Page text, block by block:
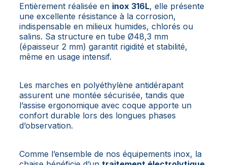
Entièrement réalisée en inox 316L, elle présente
une excellente résistance à la corrosion,
indispensable en milieux humides, chlorés ou
salins. Sa structure en tube Ø48,3 mm
(épaisseur 2 mm) garantit rigidité et stabilité,
même en usage intensif.
Les marches en polyéthylène antidérapant
assurent une montée sécurisée, tandis que
l’assise ergonomique avec coque apporte un
confort durable lors des longues phases
d’observation.
Comme l’ensemble de nos équipements inox, la